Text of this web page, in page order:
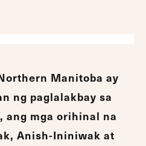
Manitoba ay
ng paglalakbay sa
ang mga orihinal na
Anish-Ininiwak at